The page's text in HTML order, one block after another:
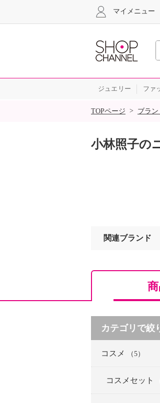
マイメニュー
ジュエリー ファ
SALE
TOPページ > ブラ
小林照子の
関連ブランド
カテゴリで絞
コスメ （5）
コスメセット